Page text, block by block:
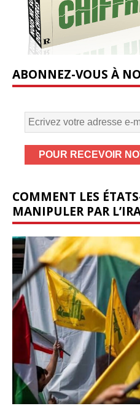
ABONNEZ-VOUS À
COMMENT LES
MANIPULER PAR